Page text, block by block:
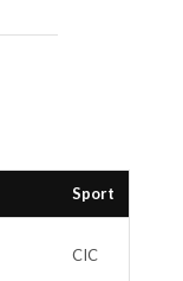
Sport
CIC